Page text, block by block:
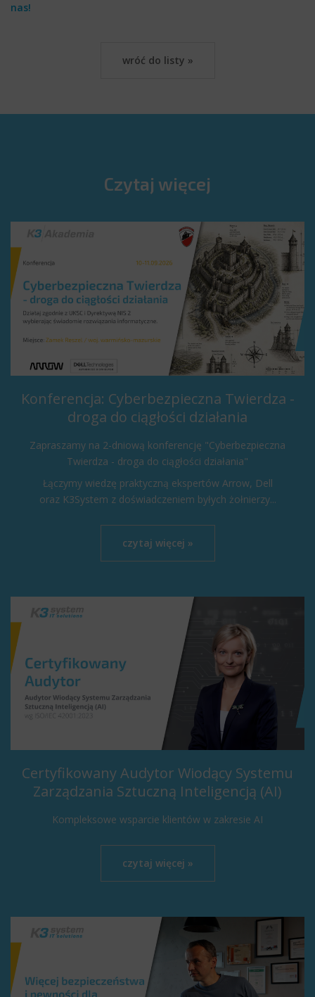
nas!
wróć do listy »
Czytaj więcej
Konferencja: Cyberbezpieczna Twierdza -
droga do ciągłości działania
Zapraszamy na 2-dniową konferencję "Cyberbezpieczna
Twierdza - droga do ciągłości działania"
Łączymy wiedzę praktyczną ekspertów Arrow, Dell
oraz K3System z doświadczeniem byłych żołnierzy...
czytaj więcej »
Certyfikowany Audytor Wiodący Systemu
Zarządzania Sztuczną Inteligencją (AI)
Kompleksowe wsparcie klientów w zakresie AI
czytaj więcej »